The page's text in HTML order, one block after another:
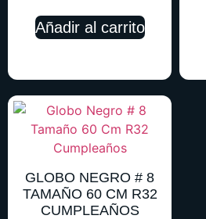
Añadir al carrito
GLOBO NEGRO # 8
TAMAÑO 60 CM R32
CUMPLEAÑOS